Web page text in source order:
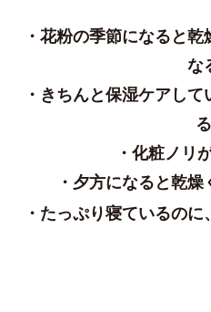
・花粉の季節になると
な
・きちんと保湿ケアし
る
・化粧ノリ
・夕方になると乾
・たっぷり寝ているの